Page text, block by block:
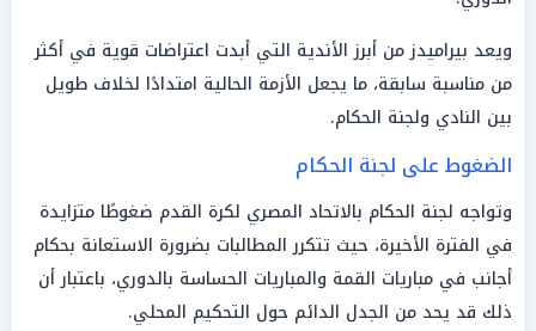
ويعد بيراميدز من أبرز الأندية التي أبدت اعتراضات قوية في أكثر
من مناسبة سابقة، ما يجعل الأزمة الحالية امتدادًا لخلاف طويل
بين النادي ولجنة الحكام.
الضغوط على لجنة الحكام
وتواجه لجنة الحكام بالاتحاد المصري لكرة القدم ضغوطًا متزايدة
في الفترة الأخيرة، حيث تتكرر المطالبات بضرورة الاستعانة بحكام
أجانب في مباريات القمة والمباريات الحساسة بالدوري، باعتبار أن
ذلك قد يحد من الجدل الدائم حول التحكيم المحلي.